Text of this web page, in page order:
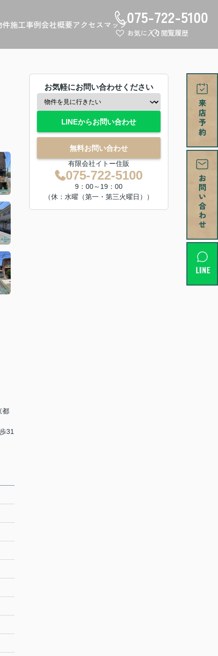
施工事例会社概要アクセスマップ075-722-5100
お気に入り 閲覧履歴
都
31
お気軽にお問い合わせください
LINEからお問い合わせ
無料お問い合わせ
有限会社イトー住販
075-722-5100
9：00～19：00
（休：水曜（第一・第三火曜日））